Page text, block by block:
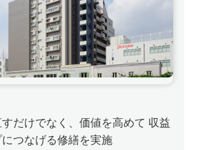
だけでなく、価値を高めて 収益
につなげる修繕を実施